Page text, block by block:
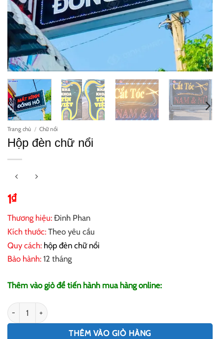
Trang chủ / Chữ nổi
Hộp đèn chữ nổi
1₫
Thương hiệu: Đinh Phan
Kích thước: Theo yêu cầu
Quy cách: hộp đèn chữ nổi
Bảo hành: 12 tháng
Thêm vào giỏ để tiến hành mua hàng online:
Hộp đèn chữ nổi số lượng
THÊM VÀO GIỎ HÀNG